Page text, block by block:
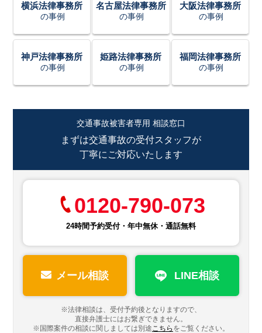
横浜法律事務所
の事例
名古屋法律事務所
の事例
大阪法律事務所
の事例
神戸法律事務所
の事例
姫路法律事務所
の事例
福岡法律事務所
の事例
交通事故被害者専用 相談窓口
まずは交通事故の受付スタッフが
丁寧にご対応いたします
0120-790-073
24時間予約受付・年中無休・通話無料
メール相談 LINE相談
※法律相談は、受付予約後となりますので、
直接弁護士にはお繋ぎできません。
※国際案件の相談に関しましては別途こちら をご覧ください。